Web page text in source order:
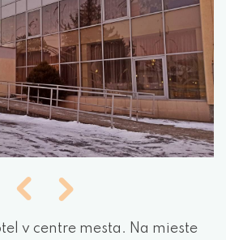
v centre mesta. Na mieste